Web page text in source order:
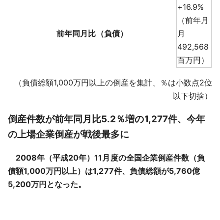
前年同月比（負債）
+16.9%
（前年月
月
492,568
百万円）
（負債総額1,000万円以上の倒産を集計、％は小数点2位
以下切捨）
倒産件数が前年同月比5.2％増の1,277件、今年
の上場企業倒産が戦後最多に
2008年（平成20年）11月度の全国企業倒産件数（負
債額1,000万円以上）は1,277件、負債総額が5,760億
5,200万円となった。